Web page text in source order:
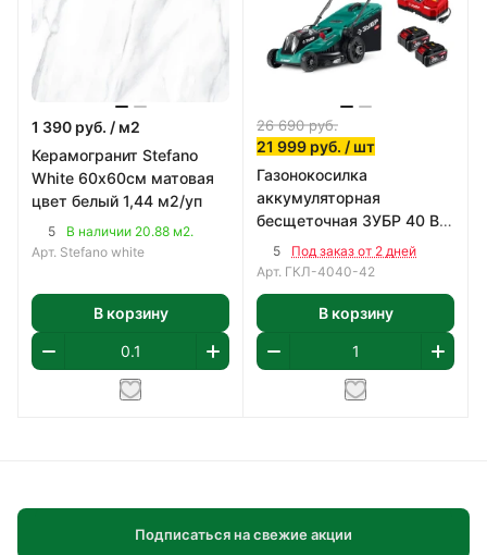
1 390 руб. / м2
Керамогранит Stefano
White 60х60см матовая
цвет белый 1,44 м2/уп
5
В наличии 20.88 м2.
Арт. Stefano white
В корзину
26 690руб.
21 999 руб. / шт
Газонокосилка
аккумуляторная
бесщеточная ЗУБР 40 В
(2x20В), 400 мм
5
Под заказ от 2 дней
Арт. ГКЛ-4040-42
В корзину
Подписаться на свежие акции